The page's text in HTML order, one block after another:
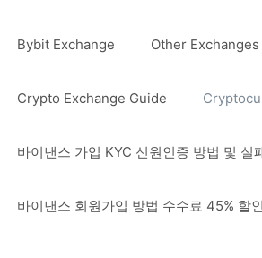
Bybit Exchange Other Exchanges
Crypto Exchange Guide
바이낸스 가입 KYC 신원인증 방법 및 실
바이낸스 회원가입 방법 수수료 45% 할